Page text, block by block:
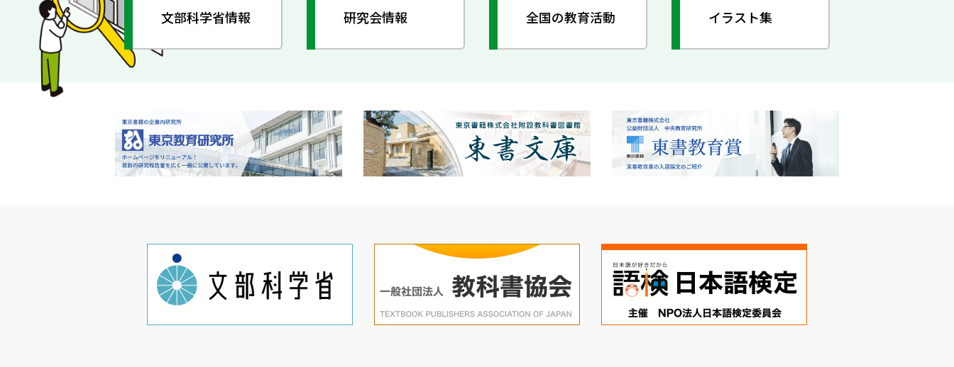
文部科学省情報 研究会情報 全国の教育活動 イラスト集